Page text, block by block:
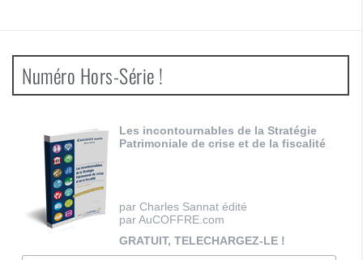
Numéro Hors-Série !
Les incontournables de la Stratégie
Patrimoniale de crise et de la fiscalité
par Charles Sannat édité
par AuCOFFRE.com
GRATUIT, TELECHARGEZ-LE !